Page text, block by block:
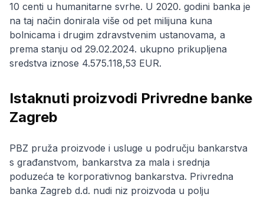
10 centi u humanitarne svrhe. U 2020. godini banka je
na taj način donirala više od pet milijuna kuna
bolnicama i drugim zdravstvenim ustanovama, a
prema stanju od 29.02.2024. ukupno prikupljena
sredstva iznose 4.575.118,53 EUR.
Istaknuti proizvodi Privredne banke
Zagreb
PBZ pruža proizvode i usluge u području bankarstva
s građanstvom, bankarstva za mala i srednja
poduzeća te korporativnog bankarstva. Privredna
banka Zagreb d.d. nudi niz proizvoda u polju